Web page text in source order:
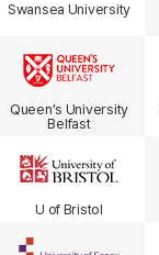
Swansea University
Queen’s University
Belfast
U of Bristol